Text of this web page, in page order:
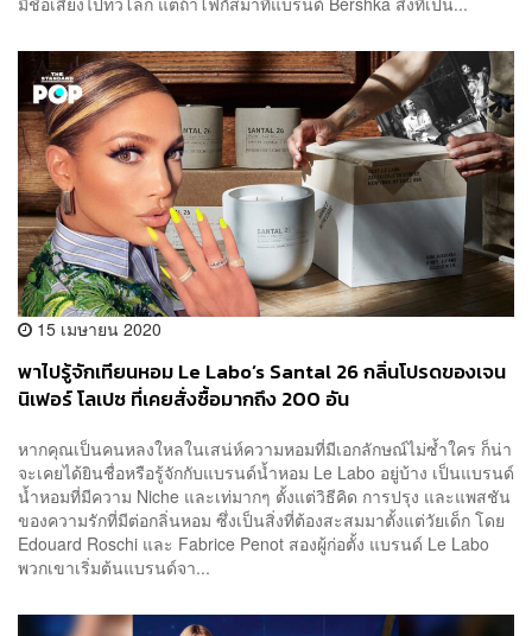
15 เมษายน 2020
พาไปรู้จักเทียนหอม Le Labo’s Santal 26 กลิ่นโปรดของเจน
นิเฟอร์ โลเปซ ที่เคยสั่งซื้อมากถึง 200 อัน
หากคุณเป็นคนหลงใหลในเสน่ห์ความหอมที่มีเอกลักษณ์ไม่ซ้ำใคร ก็น่า
จะเคยได้ยินชื่อหรือรู้จักกับแบรนด์น้ำหอม Le Labo อยู่บ้าง เป็นแบรนด์
น้ำหอมที่มีความ Niche และเท่มากๆ ตั้งแต่วิธีคิด การปรุง และแพสชัน
ของความรักที่มีต่อกลิ่นหอม ซึ่งเป็นสิ่งที่ต้องสะสมมาตั้งแต่วัยเด็ก โดย
Edouard Roschi และ Fabrice Penot สองผู้ก่อตั้ง แบรนด์ Le Labo
พวกเขาเริ่มต้นแบรนด์จา...